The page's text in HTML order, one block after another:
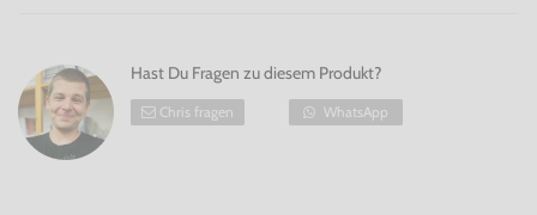
Hast Du Fragen zu diesem Produkt?
Chris fragen WhatsApp